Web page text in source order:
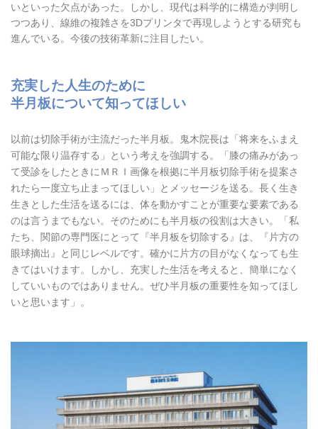
いといった欠点があった。しかし、現代は科学的に構造が判明し
つつあり、線維の複雑さを3Dプリンタで再現しようとする研究も
進んでいる。今後の技術革新に注目したい。
充実した人生のために
半月板について知ってほしい
以前は切除手術が主流だった半月板。鬼木院長は「将来をふまえ
可能な限り温存する」という考えを強調する。「膝の痛みがあっ
て受診をしたときにＭＲＩ画像を根拠に半月板切除手術を提案さ
れたら一度立ち止まってほしい」とメッセージを送る。長く生き
生きとした生活を送るには、体を動かすことが重要な要素である
のは言うまでもない。そのためにも半月板の役割は大きい。「私
たち、関節の専門医にとって『半月板を切除する』は、『片方の
眼球摘出』と同じレベルです。確かに片方の目がなくなっても生
きてはいけます。しかし、充実した生活を考えると、簡単になく
していいものではありません。ぜひ半月板の重要性を知ってほし
いと思います」。